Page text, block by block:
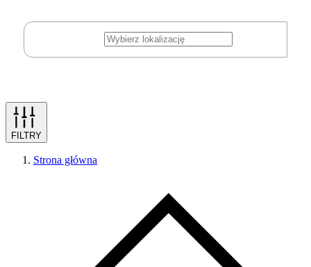
FILTRY
Strona główna